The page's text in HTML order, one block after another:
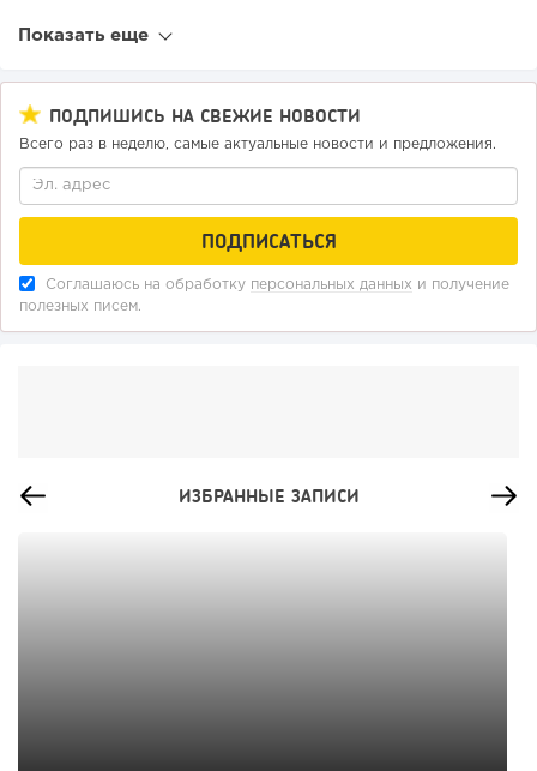
Показать еще
ПОДПИШИСЬ НА СВЕЖИЕ НОВОСТИ
Всего раз в неделю, самые актуальные новости и предложения.
Соглашаюсь на обработку персональных данных и получение
полезных писем.
ИЗБРАННЫЕ ЗАПИСИ